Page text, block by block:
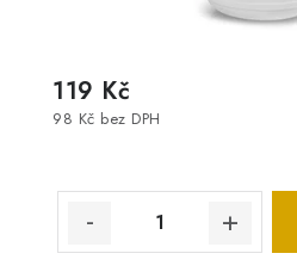
98 Kč bez DPH
119 Kč